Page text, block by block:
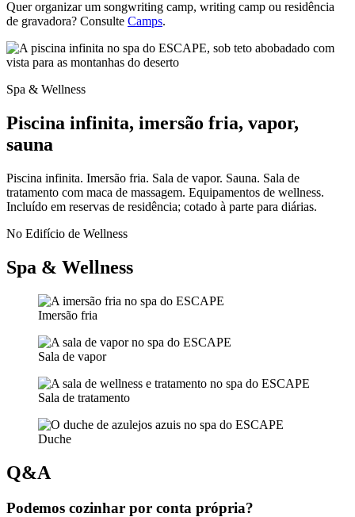
Quer organizar um songwriting camp, writing camp ou residência
de gravadora? Consulte Camps.
Spa & Wellness
Piscina infinita, imersão fria, vapor,
sauna
Piscina infinita. Imersão fria. Sala de vapor. Sauna. Sala de
tratamento com maca de massagem. Equipamentos de wellness.
Incluído em reservas de residência; cotado à parte para diárias.
No Edifício de Wellness
Spa & Wellness
Imersão fria
Sala de vapor
Sala de tratamento
Duche
Q&A
Podemos cozinhar por conta própria?